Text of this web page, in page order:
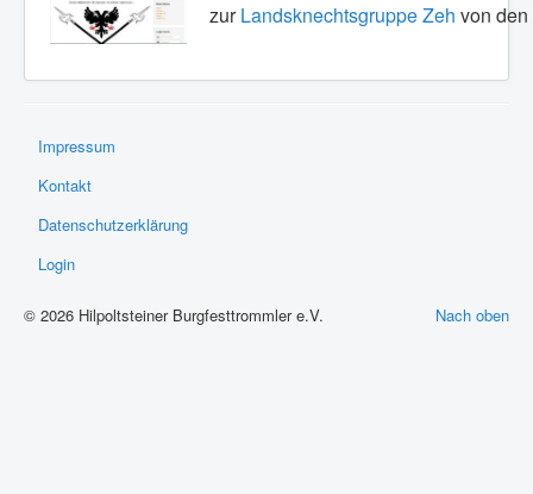
zurLandsknechtsgruppe Zeh von
Impressum
Kontakt
Datenschutzerklärung
Login
Nach oben
© 2026 Hilpoltsteiner Burgfesttrommler e.V.